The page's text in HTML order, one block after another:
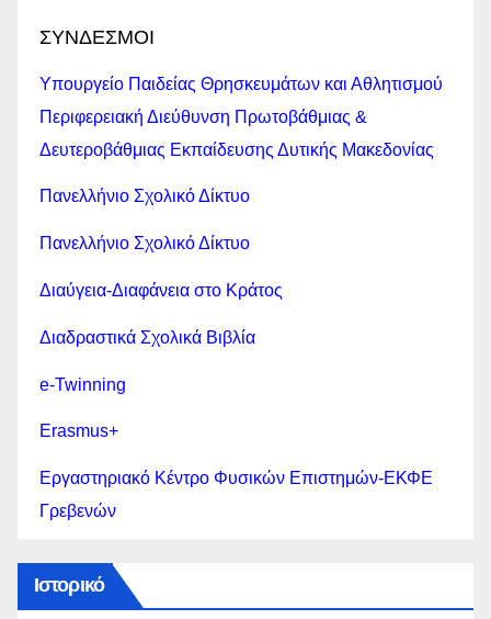
ΣΥΝΔΕΣΜΟΙ
Υπουργείο Παιδείας Θρησκευμάτων και Αθλητισμού
Περιφερειακή Διεύθυνση Πρωτοβάθμιας &
Δευτεροβάθμιας Εκπαίδευσης Δυτικής Μακεδονίας
Πανελλήνιο Σχολικό Δίκτυο
Πανελλήνιο Σχολικό Δίκτυο
Διαύγεια-Διαφάνεια στο Κράτος
Διαδραστικά Σχολικά Βιβλία
e-Twinning
Erasmus+
Εργαστηριακό Κέντρο Φυσικών Επιστημών-ΕΚΦΕ
Γρεβενών
Ιστορικό